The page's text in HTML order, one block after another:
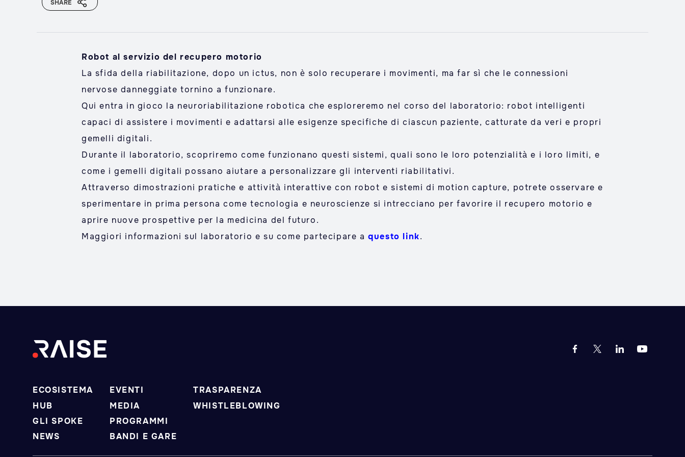
SHARE
Robot al servizio del recupero motorio
La sfida della riabilitazione, dopo un ictus, non è solo recuperare i movimenti, ma far sì che le connessioni
nervose danneggiate tornino a funzionare.
Qui entra in gioco la neuroriabilitazione robotica che esploreremo nel corso del laboratorio: robot intelligenti
capaci di assistere i movimenti e adattarsi alle esigenze specifiche di ciascun paziente, catturate da veri e propri
gemelli digitali.
Durante il laboratorio, scopriremo come funzionano questi sistemi, quali sono le loro potenzialità e i loro limiti, e
come i gemelli digitali possano aiutare a personalizzare gli interventi riabilitativi.
Attraverso dimostrazioni pratiche e attività interattive con robot e sistemi di motion capture, potrete osservare e
sperimentare in prima persona come tecnologia e neuroscienze si intrecciano per favorire il recupero motorio e
aprire nuove prospettive per la medicina del futuro.
Maggiori informazioni sul laboratorio e su come partecipare aquesto link.
ECOSISTEMA
HUB
GLI SPOKE
NEWS
EVENTI
MEDIA
PROGRAMMI
BANDI E GARE
TRASPARENZA
WHISTLEBLOWING